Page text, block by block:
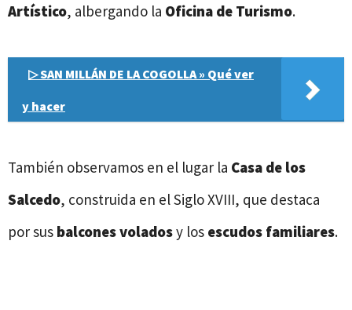
Artístico, albergando la Oficina de Turismo.
▷ SAN MILLÁN DE LA COGOLLA » Qué ver
y hacer
También observamos en el lugar la Casa de los
Salcedo, construida en el Siglo XVIII, que destaca
por sus balcones voladosy los escudos familiares.